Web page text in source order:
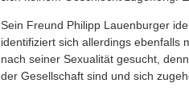
Sein Freund Philipp Lauenburger
identifiziert sich allerdings ebenfalls
nach seiner Sexualität gesucht,
der Gesellschaft sind und sich